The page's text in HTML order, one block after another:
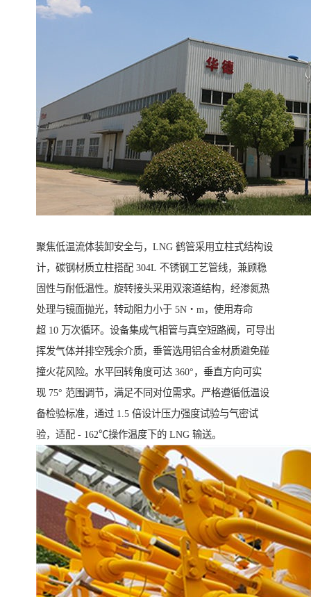
聚焦低温流体装卸安全与，LNG 鹤管采用立柱式结构设
计，碳钢材质立柱搭配 304L 不锈钢工艺管线，兼顾稳
固性与耐低温性。旋转接头采用双滚道结构，经渗氮热
处理与镜面抛光，转动阻力小于 5N・m，使用寿命
超 10 万次循环。设备集成气相管与真空短路阀，可导出
挥发气体并排空残余介质，垂管选用铝合金材质避免碰
撞火花风险。水平回转角度可达 360°，垂直方向可实
现 75° 范围调节，满足不同对位需求。严格遵循低温设
备检验标准，通过 1.5 倍设计压力强度试验与气密试
验，适配 - 162℃操作温度下的 LNG 输送。